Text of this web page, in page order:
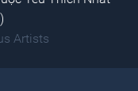
Artists